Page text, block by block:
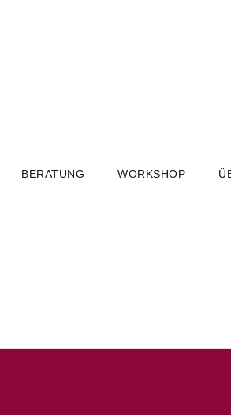
BERATUNG WORKSHOP